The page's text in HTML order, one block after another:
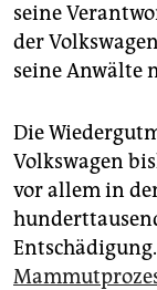
seine
der
seine Anwälte
Die
Volkswagen
vor allem in